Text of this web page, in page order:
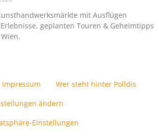
mit Ausflügen
geplanten Touren & Geheimtipps
Impressum
Wer steht hinter Polldis
ändern
Einstellungen